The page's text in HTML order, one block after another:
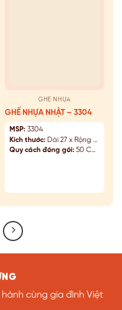
GHẾ NHỰA
GHẾ NHỰA NHẬT – 3304
MSP: 3304
Kích thước: Dài 27 x Rộng 20.5 x Cao 14.5 (cm)
Quy cách đóng gói: 50 Cái/Kiện
cùng gia đình Việt